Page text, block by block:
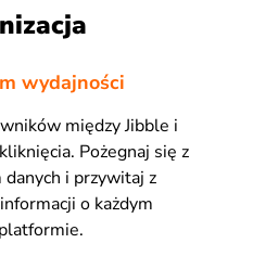
wydajności
między Jibble i
Pożegnaj się z
i przywitaj z
o każdym